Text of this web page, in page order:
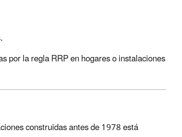
por la regla RRP en hogares o instalaciones
construidas antes de 1978 está